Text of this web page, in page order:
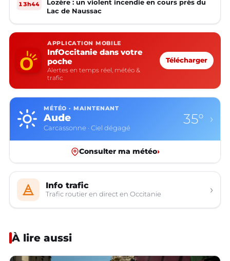
13h44
Lozère : un violent incendie en cours près du
Lac de Naussac
APPLICATION MOBILE
InfOccitanie dans votre
poche
Alertes en temps réel, météo &
trafic
Télécharger
MÉTÉO · MAINTENANT
Aude
Carcassonne · Ciel dégagé
35° ›
Consulter ma météo›
Info trafic
Trafic routier en direct en Occitanie ›
À lire aussi